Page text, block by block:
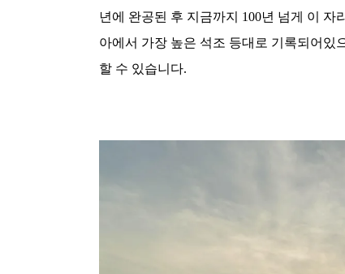
년에 완공된 후 지금까지 100년 넘게 이 자
아에서 가장 높은 석조 등대로 기록되어있
할 수 있습니다.